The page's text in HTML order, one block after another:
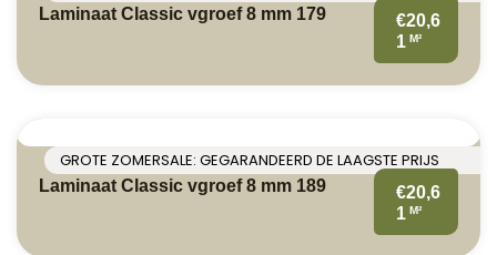
Laminaat Classic vgroef 8 mm 179
€20,6
1 M²
GROTE ZOMERSALE: GEGARANDEERD DE LAAGSTE PRIJS
Laminaat Classic vgroef 8 mm 189
€20,6
1 M²